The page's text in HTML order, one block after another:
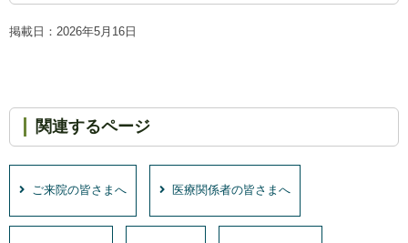
掲載日：2026年5月16日
関連するページ
ご来院の皆さまへ 医療関係者の皆さまへ